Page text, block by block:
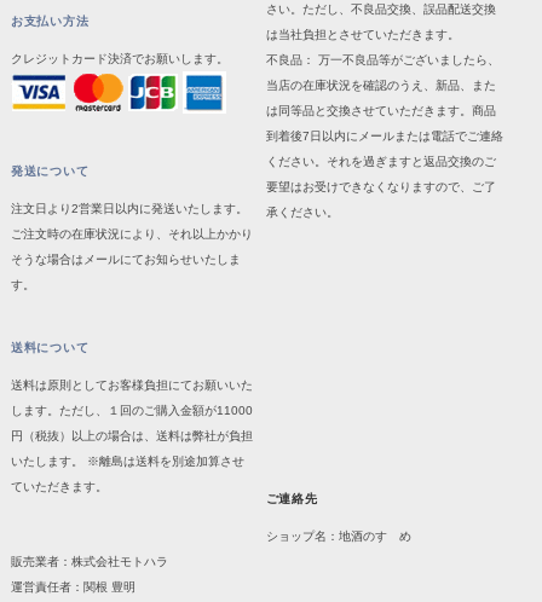
お支払い方法
クレジットカード決済でお願いします。
発送について
注文日より2営業日以内に発送いたします。
ご注文時の在庫状況により、それ以上かかり
そうな場合はメールにてお知らせいたしま
す。
送料について
送料は原則としてお客様負担にてお願いいた
します。ただし、１回のご購入金額が11000
円（税抜）以上の場合は、送料は弊社が負担
いたします。 ※離島は送料を別途加算させ
ていただきます。
さい。ただし、不良品交換、誤品配送交換
は当社負担とさせていただきます。
不良品： 万一不良品等がございましたら、
当店の在庫状況を確認のうえ、新品、また
は同等品と交換させていただきます。商品
到着後7日以内にメールまたは電話でご連絡
ください。それを過ぎますと返品交換のご
要望はお受けできなくなりますので、ご了
承ください。
ご連絡先
ショップ名：地酒のすゝめ
販売業者：株式会社モトハラ
運営責任者：関根 豊明